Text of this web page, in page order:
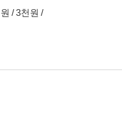
/ 3천원 /